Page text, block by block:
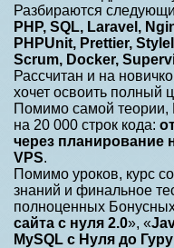
Разбираются
PHP, SQL, Laravel,
PHPUnit, Prettier,
Scrum, Docker,
Рассчитан и на
хочет освоить полный
Помимо самой теории,
на 20 000 строк кода:
через планирование
VPS.
Помимо уроков, курс
знаний и финальное
полноценных
сайта с нуля 2.0», «
MySQL с Нуля до